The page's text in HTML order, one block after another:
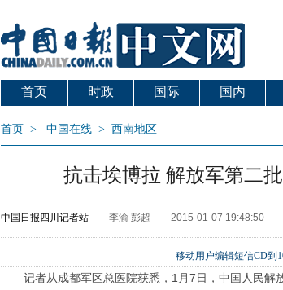
首页 时政 国际 国内
首页 > 中国在线 > 西南地区
抗击埃博拉 解放军第二
中国日报四川记者站 李渝 彭超 2015-01-07 19:48:50
移动用户编辑短信CD到
记者从成都军区总医院获悉，1月7日，中国人民